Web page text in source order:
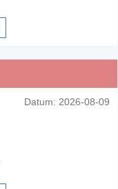
Datum: 2026-08-09